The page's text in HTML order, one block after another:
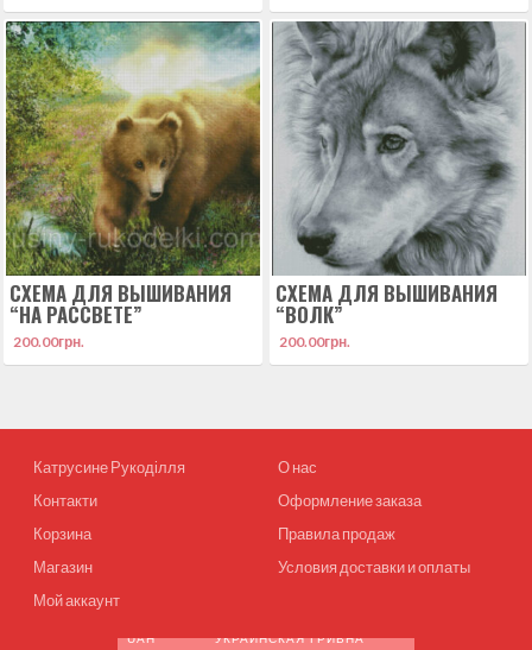
СХЕМА ДЛЯ ВЫШИВАНИЯ
“НА РАССВЕТЕ”
200.00грн.
СХЕМА ДЛЯ ВЫШИВАНИЯ
“ВОЛК”
200.00грн.
Катрусине Рукоділля
Контакти
Корзина
Магазин
Мой аккаунт
О нас
Оформление заказа
Правила продаж
Условия доставки и оплаты
UAH УКРАИНСКАЯ ГРИВНА